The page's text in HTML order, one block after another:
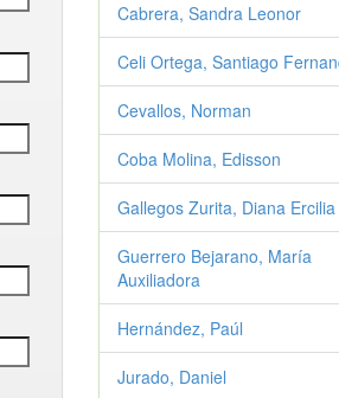
Cabrera, Sandra Leonor
Celi Ortega, Santiago
Cevallos, Norman
Coba Molina, Edisson
Gallegos Zurita, Diana Ercilia
Guerrero Bejarano, María
Auxiliadora
Hernández, Paúl
Jurado, Daniel